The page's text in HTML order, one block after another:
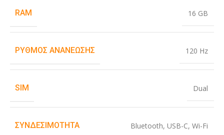
RAM 16 GB
ΡΥΘΜΌΣ ΑΝΑΝΈΩΣΗΣ 120 Hz
SIM Dual
ΣΥΝΔΕΣΙΜΌΤΗΤΑ Bluetooth, USB-C, Wi-Fi